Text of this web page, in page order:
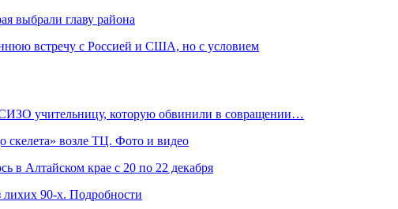
выбрали главу района
встречу с Россией и США, но с условием
учительницу, которую обвинили в совращении…
скелета» возле ТЦ. Фото и видео
в Алтайском крае с 20 по 22 декабря
лихих 90-х. Подробности